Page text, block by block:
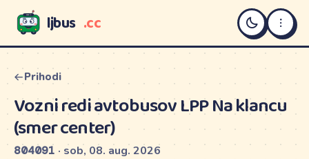
LJBUS ljbus .cc
Prihodi
Vozni redi avtobusov LPP Na klancu
(smer center)
804091 · sob, 08. aug. 2026